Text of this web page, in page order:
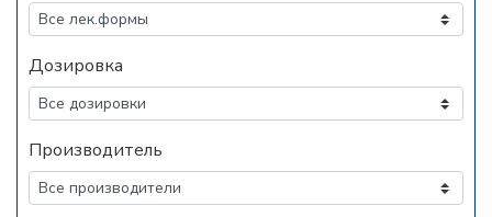
Дозировка
Производитель